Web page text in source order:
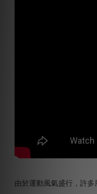
由於運動風氣盛行，許多